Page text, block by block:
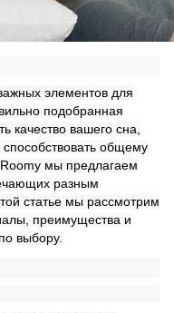
элементов для
подобранная
качество вашего сна,
общему
мы предлагаем
разным
статье мы рассмотрим
преимущества и
выбору.